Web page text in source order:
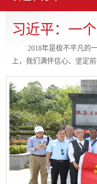
2018年是极不平凡的
上，我们满怀信心、坚定
获。中共中央团结带领全
我国经济增长保持在合理
幸福感、安全感持续增强
2019年3月4日下午，中
近平看望参加全国政协十
员， 并参加...[详细]